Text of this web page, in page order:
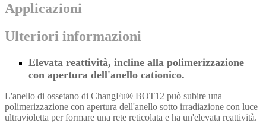
Applicazioni
Ulteriori informazioni
Elevata reattività, incline alla polimerizzazione
con apertura dell'anello cationico.
L'anello di ossetano di ChangFu® BOT12 può subire una
polimerizzazione con apertura dell'anello sotto irradiazione con luce
ultravioletta per formare una rete reticolata e ha un'elevata reattività.